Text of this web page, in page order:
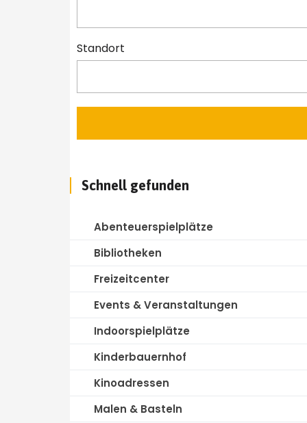
Standort
Schnell gefunden
Abenteuerspielplätze
Bibliotheken
Freizeitcenter
Events & Veranstaltungen
Indoorspielplätze
Kinderbauernhof
Kinoadressen
Malen & Basteln